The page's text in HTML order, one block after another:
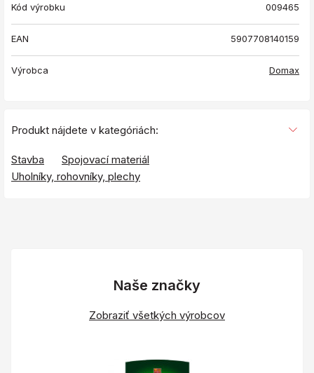
Kód výrobku 009465
EAN 5907708140159
Výrobca Domax
Produkt nájdete v kategóriách:
Stavba
Spojovací materiál
Uholníky, rohovníky, plechy
Naše značky
Zobraziť všetkých výrobcov